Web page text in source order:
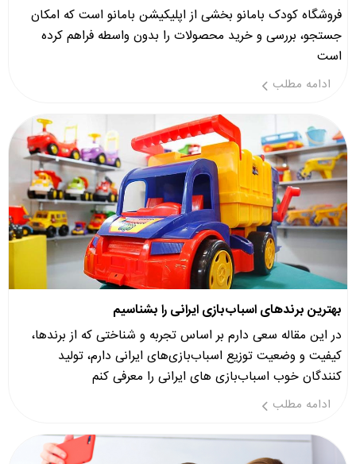
فروشگاه کودک بامانو بخشی از اپلیکیشن بامانو است که امکان
جستجو، بررسی و خرید محصولات را بدون واسطه فراهم کرده
است
ادامه مطلب
بهترین برندهای اسباب‌بازی ایرانی را بشناسیم
در این مقاله سعی دارم بر اساس تجربه و شناختی که از برندها،
کیفیت و وضعیت توزیع اسباب‌بازی‌های ایرانی دارم، تولید
کنندگان خوب اسباب‌بازی ‌های ایرانی را معرفی کنم
ادامه مطلب